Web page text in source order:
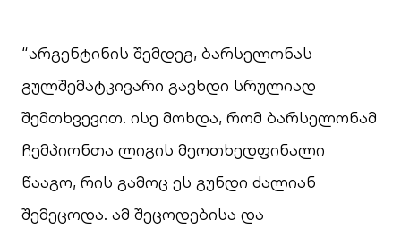
“არგენტინის შემდეგ, ბარსელონას
გულშემატკივარი გავხდი სრულიად
შემთხვევით. ისე მოხდა, რომ ბარსელონამ
ჩემპიონთა ლიგის მეოთხედფინალი
წააგო, რის გამოც ეს გუნდი ძალიან
შემეცოდა. ამ შეცოდებისა და